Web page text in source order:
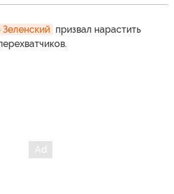
призвал нарастить